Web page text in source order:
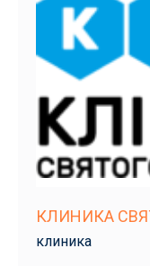
КЛИНИКА
клиника